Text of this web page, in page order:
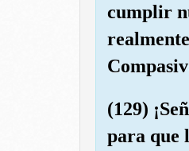
cumplir
(129)
para que